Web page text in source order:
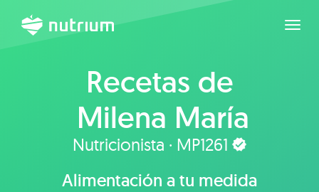
Recetas de
Milena María
Nutricionista · MP1261
Alimentación a tu medida